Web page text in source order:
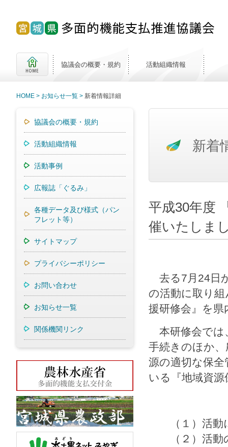
協議会の概要・規約 活動組織情報
HOME お知らせ一覧 新着情報詳細
協議会の概要・規約
活動組織情報
活動事例
広報誌「ぐるみ」
各種データ及び様式（パン
フレット等）
サイトマップ
プライバシーポリシー
お問い合わせ
お知らせ一覧
関係機関リンク
新着
平成30年度
催いたしま
去る7月24日
の活動に取り
援研修会』を
本研修会では
手続きのほか
源の適切な保
いる『地域資
（１）活動
（２）活動の